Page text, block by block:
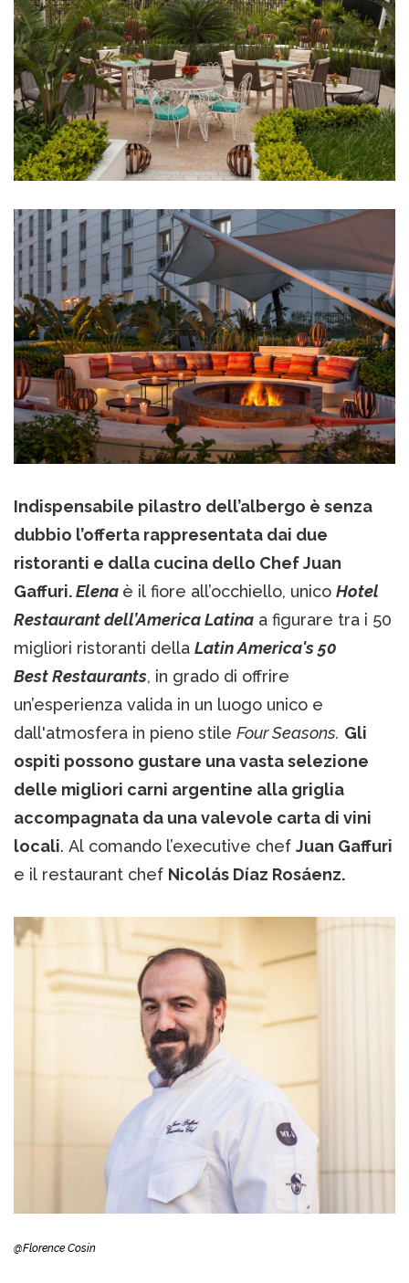
Indispensabile pilastro dell’albergo è senza
dubbio l’offerta rappresentata dai due
ristoranti e dalla cucina dello Chef Juan
Gaffuri.Elena è il fiore all’occhiello, unico Hotel
Restaurant dell’America Latina a figurare tra i 50
migliori ristoranti della Latin America's 50
Best Restaurants, in grado di offrire
un’esperienza valida in un luogo unico e
dall'atmosfera in pieno stile Four Seasons. Gli
ospiti possono gustare una vasta selezione
delle migliori carni argentine alla griglia
accompagnata da una valevole carta di vini
locali. Al comando l’executive chef Juan Gaffuri
e il restaurant chef Nicolás Díaz Rosáenz.
@Florence Cosin